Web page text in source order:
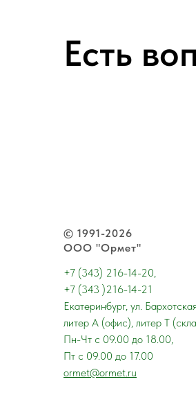
Есть
© 1991-2026
ООО "Ормет"
+7 (343) 216-14-20,
+7 (343 )216-14-21
Екатеринбург, ул.
литер А (офис), литер Т
Пн-Чт с 09.00 до 18.00,
Пт с 09.00 до 17.00
ormet@ormet.ru